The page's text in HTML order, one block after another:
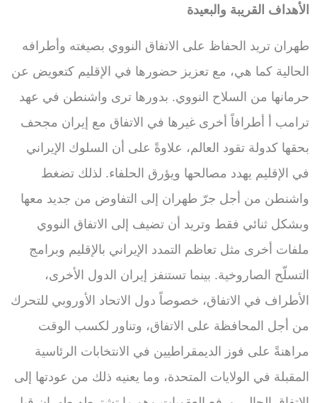
الأهداف القريبة والبعيدة
طهران تريد الحفاظ على الاتفاق النووي بصيغته وأطرافه
الحالية كما هي، مع تعزيز حضورها في الإقليم كتعويض عن
حرمانها من السلاح النووي. بدورها ترى واشنطن في عهد
ترامب أ أطرافاً أخرى غيرها في الاتفاق مع إيران مجحف
بحقها كدولة تقود العالم، علاوةً على أن السلوك الإيراني
في الإقليم يهدد مصالحها ويؤرق الحلفاء. لذلك تضغط
واشنطن من أجل جرّ طهران إلى التفاوض من جديد معها
وبشكل ثنائي فقط وتريد أن تضيف إلى الاتفاق النووي
ملفات أخرى مثل تعاظم التمدد الإيراني بالإقليم وبرامج
التسلّح الصاروخية. بينما تستنفز إيران الدول الأخرى،
الأطراف في الاتفاق، خصوصاً دول الاتحاد الأوروبي للتحرك
من أجل المحافظة على الاتفاق، وتناور لكسب الوقت
مراهنةً على فوز الديمقراطيين في الانتخابات الرئاسية
المقبلة في الولايات المتحدة، وما يعنيه ذلك من عودتها إلى